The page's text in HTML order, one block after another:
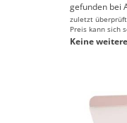
gefunden bei
zuletzt
Preis kann sich
Keine